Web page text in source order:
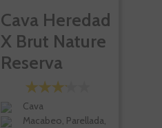
Cava Heredad
X Brut Nature
Reserva
Cava
Macabeo, Parellada,